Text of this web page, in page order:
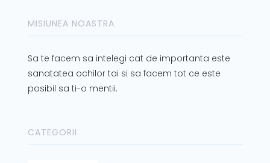
MISIUNEA NOASTRA
Sa te facem sa intelegi cat de importanta este
sanatatea ochilor tai si sa facem tot ce este
posibil sa ti-o mentii.
CATEGORII